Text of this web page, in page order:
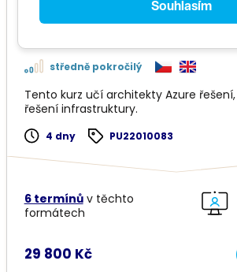
AZ-305 - Designing Microsoft
středně pokročilý
Tento kurz učí architekty Azure
řešení infrastruktury.
4 dny PU22010083
6 termínův těchto
formátech
29 800 Kč
Souhlasím